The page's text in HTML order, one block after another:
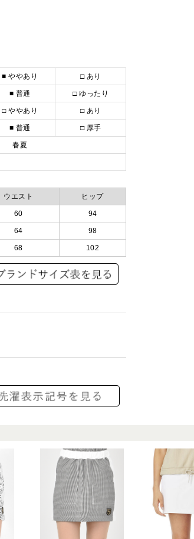
■ ややあり □ あり
■ 普通 □ ゆったり
□ ややあり □ あり
■ 普通 □ 厚手
春夏
ウエスト ヒップ
60 94
64 98
68 102